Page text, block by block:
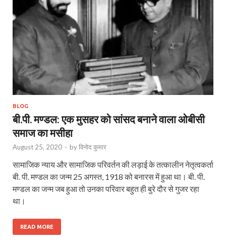
BLOG
बी.पी. मण्‍डल: एक मुसहर को सांसद बनाने वाला ओबीसी
समाज का मसीहा
August 25, 2020 - byविनोद कुमार
सामाजिक न्याय और सामाजिक परिवर्तन की लड़ाई के तत्कालीन नेतृत्वकर्ता
बी. पी. मण्डल का जन्म 25 अगस्त, 1918 को बनारस में हुआ था। बी. पी.
मण्डल का जन्म जब हुआ तो उनका परिवार बहुत ही बुरे दौर से गुजर रहा
था।
READ MORE